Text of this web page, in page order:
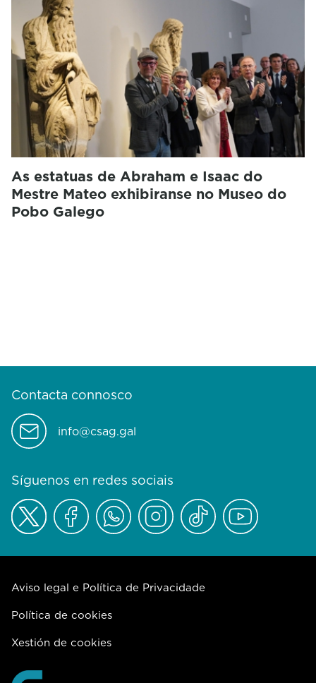
As estatuas de Abraham e Isaac do
Mestre Mateo exhibiranse no Museo do
Pobo Galego
Contacta connosco
info@csag.gal
Síguenos en redes sociais
Aviso legal e Política de Privacidade
Política de cookies
Xestión de cookies